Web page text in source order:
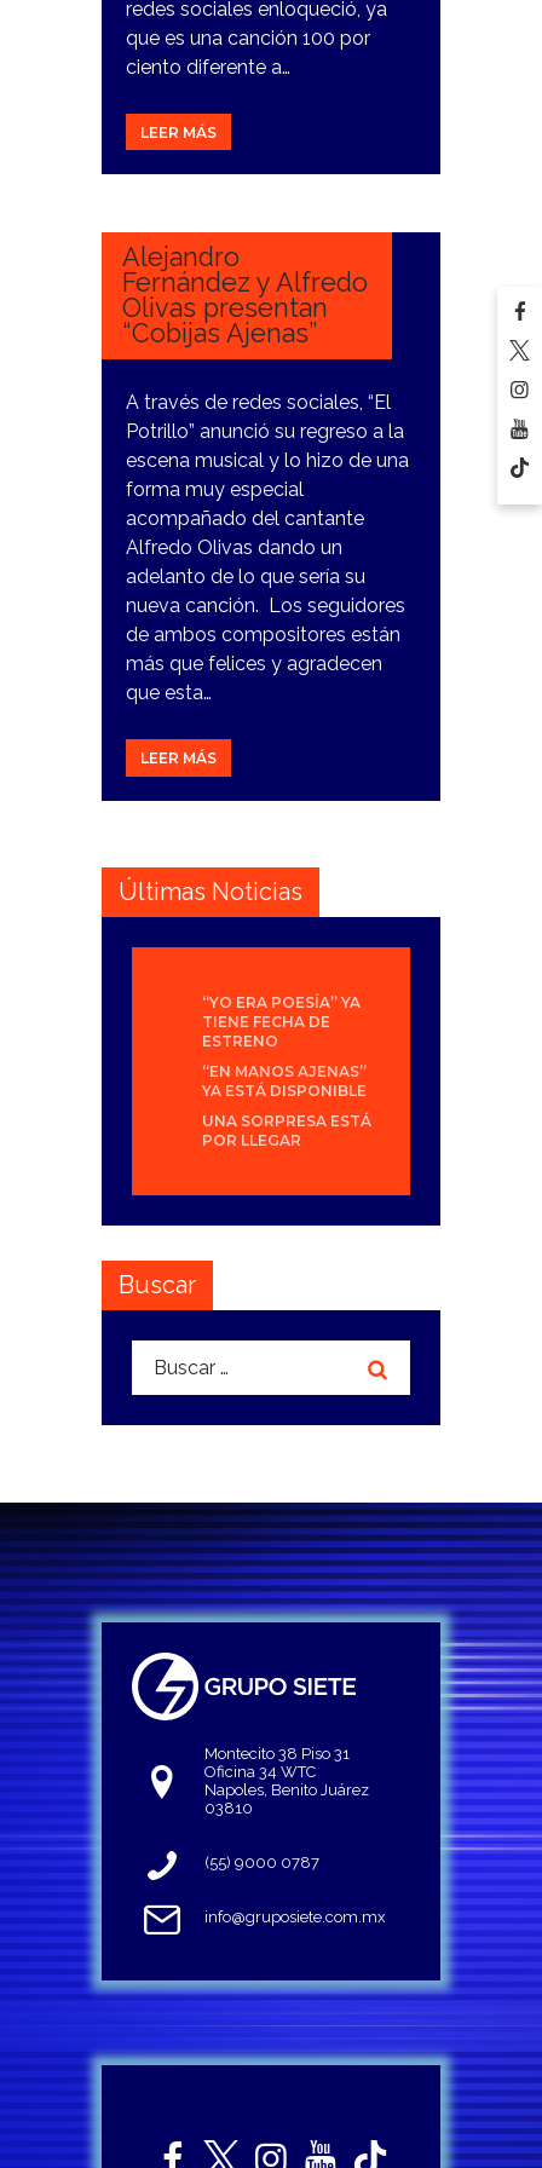
redes sociales enloqueció, ya
que es una canción 100 por
ciento diferente a…
LEER MÁS
15
Alejandro
Fernández y Alfredo
Olivas presentan
“Cobijas Ajenas”
A través de redes sociales, “El
Potrillo” anunció su regreso a la
escena musical y lo hizo de una
forma muy especial
acompañado del cantante
Alfredo Olivas dando un
adelanto de lo que sería su
nueva canción. Los seguidores
de ambos compositores están
más que felices y agradecen
que esta…
LEER MÁS
Últimas Noticias
“YO ERA POESÍA” YA
TIENE FECHA DE
ESTRENO
“EN MANOS AJENAS”
YA ESTÁ DISPONIBLE
UNA SORPRESA ESTÁ
POR LLEGAR
Buscar
Buscar:
Montecito 38 Piso 31
Oficina 34 WTC
Napoles, Benito Juárez
03810
(55) 9000 0787
info@gruposiete.com.mx